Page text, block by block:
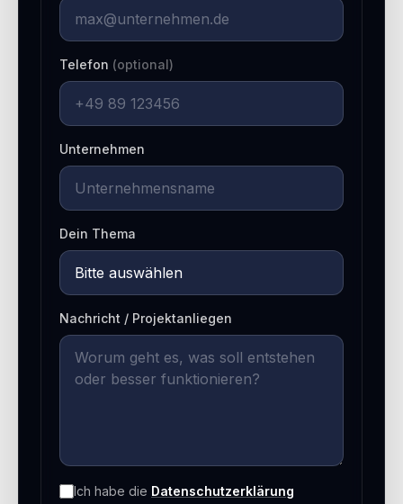
Telefon (optional)
Unternehmen
Dein Thema
Nachricht / Projektanliegen
Ich habe die Datenschutzerklärung